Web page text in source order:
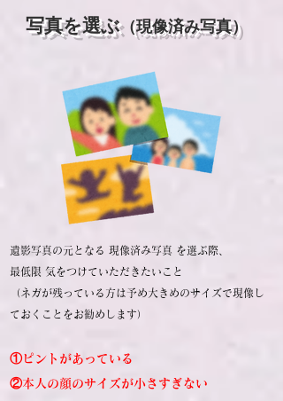
写真を選ぶ（現像済み写真）
遺影写真の元となる 現像済み写真 を選ぶ際、
最低限 気をつけていただきたいこと
（ネガが残っている方は予め大きめのサイズで現像し
ておくことをお勧めします）
①ピントがあっている
②本人の顔のサイズが小さすぎない